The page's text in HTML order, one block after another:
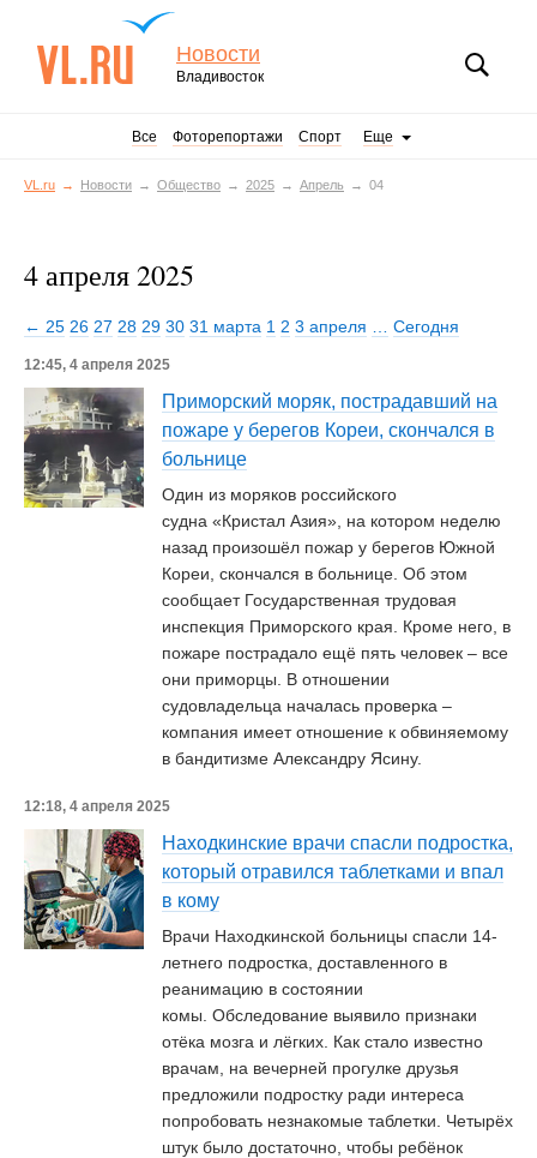
Новости
Владивосток
Все Фоторепортажи Спорт Еще
VL.ru Новости Общество 2025 Апрель 04
4 апреля 2025
← 25 26 27 28 29 30 31 марта 1 2 3 апреля Сегодня
12:45, 4 апреля 2025
Приморский моряк, пострадавший на
пожаре у берегов Кореи, скончался в
больнице
Один из моряков российского
судна «Кристал Азия», на котором неделю
назад произошёл пожар у берегов Южной
Кореи, скончался в больнице. Об этом
сообщает Государственная трудовая
инспекция Приморского края. Кроме него, в
пожаре пострадало ещё пять человек – все
они приморцы. В отношении
судовладельца началась проверка –
компания имеет отношение к обвиняемому
в бандитизме Александру Ясину.
12:18, 4 апреля 2025
Находкинские врачи спасли подростка,
который отравился таблетками и впал
в кому
Врачи Находкинской больницы спасли 14-
летнего подростка, доставленного в
реанимацию в состоянии
комы. Обследование выявило признаки
отёка мозга и лёгких. Как стало известно
врачам, на вечерней прогулке друзья
предложили подростку ради интереса
попробовать незнакомые таблетки. Четырёх
штук было достаточно, чтобы ребёнок